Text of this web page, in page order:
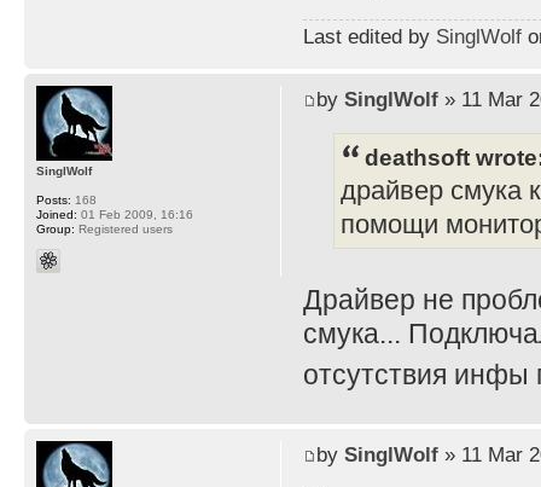
Last edited by SinglWolf
by SinglWolf» 11 Mar
deathsoft
драйвер смука
помощи
Драйвер не
смука...
отсутствия инфы
SinglWolf
Posts: 168
Joined: 01 Feb 2009, 16:16
Group: Registered users
by SinglWolf» 11 Mar